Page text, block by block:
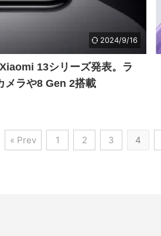
2024/9/16
13シリーズ発表。ラ
メラや8 Gen 2搭載
« Prev 1 2 3 4